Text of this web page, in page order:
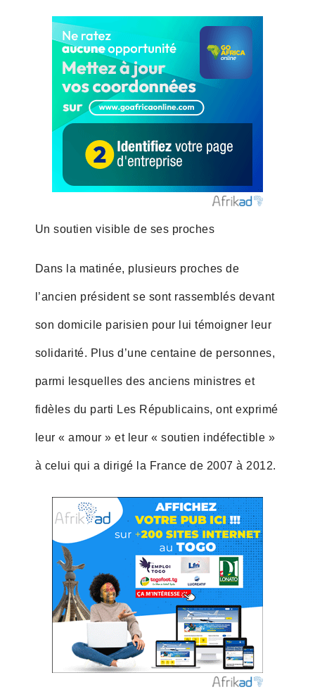
Un soutien visible de ses proches
Dans la matinée, plusieurs proches de
l’ancien président se sont rassemblés devant
son domicile parisien pour lui témoigner leur
solidarité. Plus d’une centaine de personnes,
parmi lesquelles des anciens ministres et
fidèles du parti Les Républicains, ont exprimé
leur « amour » et leur « soutien indéfectible »
à celui qui a dirigé la France de 2007 à 2012.